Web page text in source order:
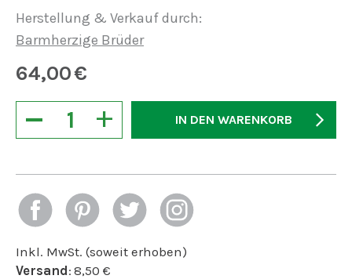
Herstellung & Verkauf durch:
Barmherzige Brüder
64,00€
+
− IN DEN WARENKORB
Inkl. MwSt. (soweit erhoben)
Versand: 8,50 €